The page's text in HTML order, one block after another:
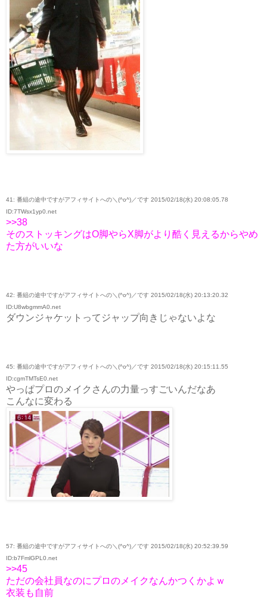
41: 番組の途中ですがアフィサイトへの＼(^o^)／です 2015/02/18(水) 20:08:05.78
ID:7TWsx1yp0.net
>>38
そのストッキングはO脚やらX脚がより酷く見えるからやめ
た方がいいな
42: 番組の途中ですがアフィサイトへの＼(^o^)／です 2015/02/18(水) 20:13:20.32
ID:U8wbgmmA0.net
ダウンジャケットってジャップ向きじゃないよな
45: 番組の途中ですがアフィサイトへの＼(^o^)／です 2015/02/18(水) 20:15:11.55
ID:cgmTMTsE0.net
やっぱプロのメイクさんの力量っすごいんだなあ
こんなに変わる
57: 番組の途中ですがアフィサイトへの＼(^o^)／です 2015/02/18(水) 20:52:39.59
ID:b7FmlGPL0.net
>>45
ただの会社員なのにプロのメイクなんかつくかよｗ
衣装も自前